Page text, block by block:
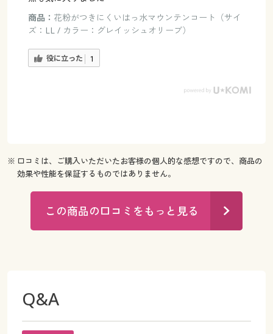
商品： 花粉がつきにくいはっ水マウンテンコート（サイ
ズ：LL / カラー：グレイッシュオリーブ）
役に立った 1
※ 口コミは、ご購入いただいたお客様の個人的な感想ですので、商品の
効果や性能を保証するものではありません。
この商品の口コミをもっと見る
Q&A